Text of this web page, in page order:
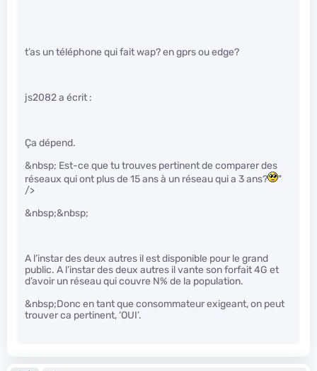
t’as un téléphone qui fait wap? en gprs ou edge?
js2082 a écrit :
Ça dépend.
&nbsp; Est-ce que tu trouves pertinent de comparer des
réseaux qui ont plus de 15 ans à un réseau qui a 3 ans?
"
/>
&nbsp;&nbsp;
A l’instar des deux autres il est disponible pour le grand
public. A l’instar des deux autres il vante son forfait 4G et
d’avoir un réseau qui couvre N% de la population.
&nbsp;Donc en tant que consommateur exigeant, on peut
trouver ca pertinent, ‘OUI’.